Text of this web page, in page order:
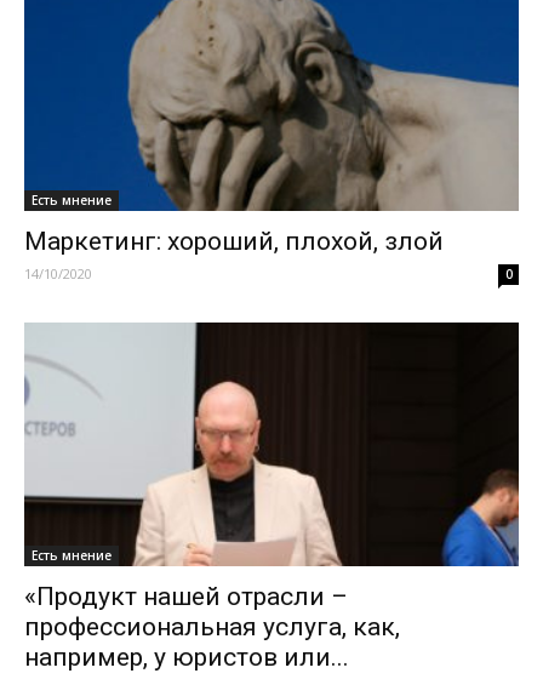
Есть мнение
Маркетинг: хороший, плохой, злой
14/10/2020 0
Есть мнение
«Продукт нашей отрасли –
профессиональная услуга, как,
например, у юристов или...